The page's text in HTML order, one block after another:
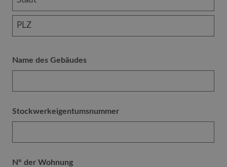
Name des Gebäudes
Stockwerkeigentumsnummer
N° der Wohnung